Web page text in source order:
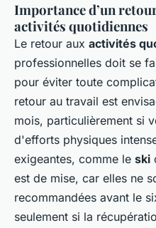
Importance d’un
activités quotidiennes
Le retour aux activités
professionnelles doit se
pour éviter toute
retour au travail est
mois, particulièrement si
d'efforts physiques
exigeantes, comme le ski
est de mise, car elles ne
recommandées avant le
seulement si la